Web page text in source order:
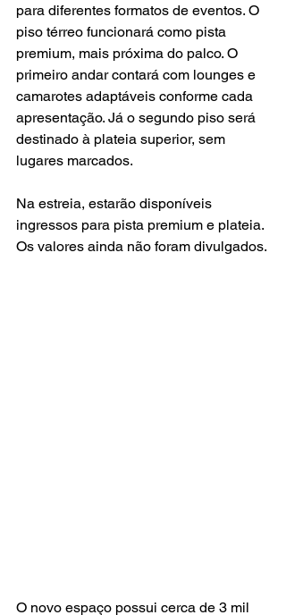
para diferentes formatos de eventos. O
piso térreo funcionará como pista
premium, mais próxima do palco. O
primeiro andar contará com lounges e
camarotes adaptáveis conforme cada
apresentação. Já o segundo piso será
destinado à plateia superior, sem
lugares marcados.
Na estreia, estarão disponíveis
ingressos para pista premium e plateia.
Os valores ainda não foram divulgados.
O novo espaço possui cerca de 3 mil